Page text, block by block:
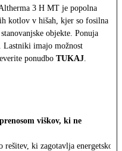
3 H MT je popolna
kotlov v hišah, kjer so fosilna
objekte. Ponuja
imajo možnost
ponudbo TUKAJ
viškov, ki ne
ki zagotavlja energetsko